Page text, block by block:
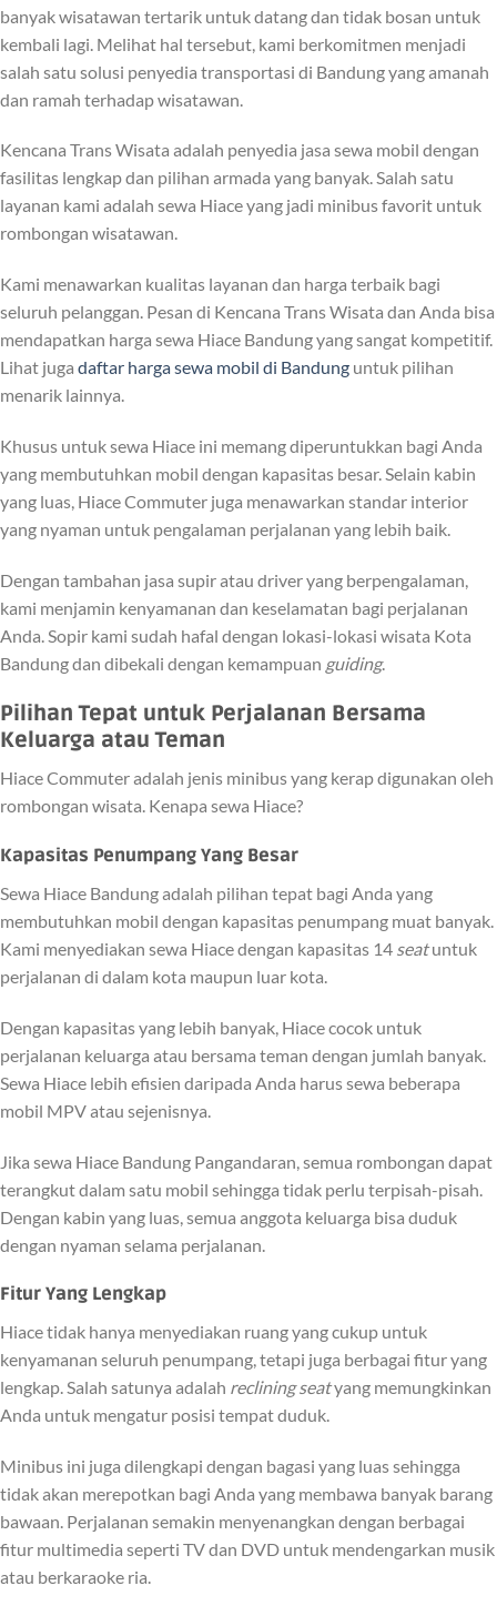
banyak wisatawan tertarik untuk datang dan tidak bosan untuk
kembali lagi. Melihat hal tersebut, kami berkomitmen menjadi
salah satu solusi penyedia transportasi di Bandung yang amanah
dan ramah terhadap wisatawan.
Kencana Trans Wisata adalah penyedia jasa sewa mobil dengan
fasilitas lengkap dan pilihan armada yang banyak. Salah satu
layanan kami adalah sewa Hiace yang jadi minibus favorit untuk
rombongan wisatawan.
Kami menawarkan kualitas layanan dan harga terbaik bagi
seluruh pelanggan. Pesan di Kencana Trans Wisata dan Anda bisa
mendapatkan harga sewa Hiace Bandung yang sangat kompetitif.
Lihat juga daftar harga sewa mobil di Bandung untuk pilihan
menarik lainnya.
Khusus untuk sewa Hiace ini memang diperuntukkan bagi Anda
yang membutuhkan mobil dengan kapasitas besar. Selain kabin
yang luas, Hiace Commuter juga menawarkan standar interior
yang nyaman untuk pengalaman perjalanan yang lebih baik.
Dengan tambahan jasa supir atau driver yang berpengalaman,
kami menjamin kenyamanan dan keselamatan bagi perjalanan
Anda. Sopir kami sudah hafal dengan lokasi-lokasi wisata Kota
Bandung dan dibekali dengan kemampuan guiding.
Pilihan Tepat untuk Perjalanan Bersama
Keluarga atau Teman
Hiace Commuter adalah jenis minibus yang kerap digunakan oleh
rombongan wisata. Kenapa sewa Hiace?
Kapasitas Penumpang Yang Besar
Sewa Hiace Bandung adalah pilihan tepat bagi Anda yang
membutuhkan mobil dengan kapasitas penumpang muat banyak.
Kami menyediakan sewa Hiace dengan kapasitas 14 seatuntuk
perjalanan di dalam kota maupun luar kota.
Dengan kapasitas yang lebih banyak, Hiace cocok untuk
perjalanan keluarga atau bersama teman dengan jumlah banyak.
Sewa Hiace lebih efisien daripada Anda harus sewa beberapa
mobil MPV atau sejenisnya.
Jika sewa Hiace Bandung Pangandaran, semua rombongan dapat
terangkut dalam satu mobil sehingga tidak perlu terpisah-pisah.
Dengan kabin yang luas, semua anggota keluarga bisa duduk
dengan nyaman selama perjalanan.
Fitur Yang Lengkap
Hiace tidak hanya menyediakan ruang yang cukup untuk
kenyamanan seluruh penumpang, tetapi juga berbagai fitur yang
lengkap. Salah satunya adalah reclining seatyang memungkinkan
Anda untuk mengatur posisi tempat duduk.
Minibus ini juga dilengkapi dengan bagasi yang luas sehingga
tidak akan merepotkan bagi Anda yang membawa banyak barang
bawaan. Perjalanan semakin menyenangkan dengan berbagai
fitur multimedia seperti TV dan DVD untuk mendengarkan musik
atau berkaraoke ria.